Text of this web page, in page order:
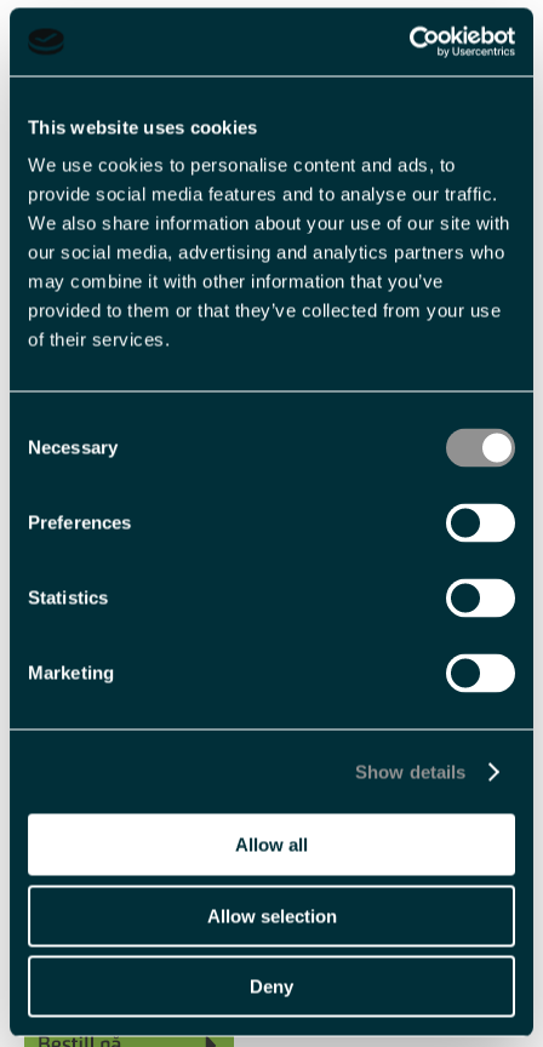
This website uses cookies
We use cookies to personalise content and ads, to
provide social media features and to analyse our traffic.
We also share information about your use of our site with
our social media, advertising and analytics partners who
may combine it with other information that you’ve
provided to them or that they’ve collected from your use
of their services.
Selection
Necessary
Preferences
Statistics
Marketing
Show details
Allow all
Allow selection
Deny
Les mer
2
-
Veiledende priser
Billettype Billettavgift
Rebusløp
Treasurehunt
Med forbehold om prisendringer.
Fasiliteter